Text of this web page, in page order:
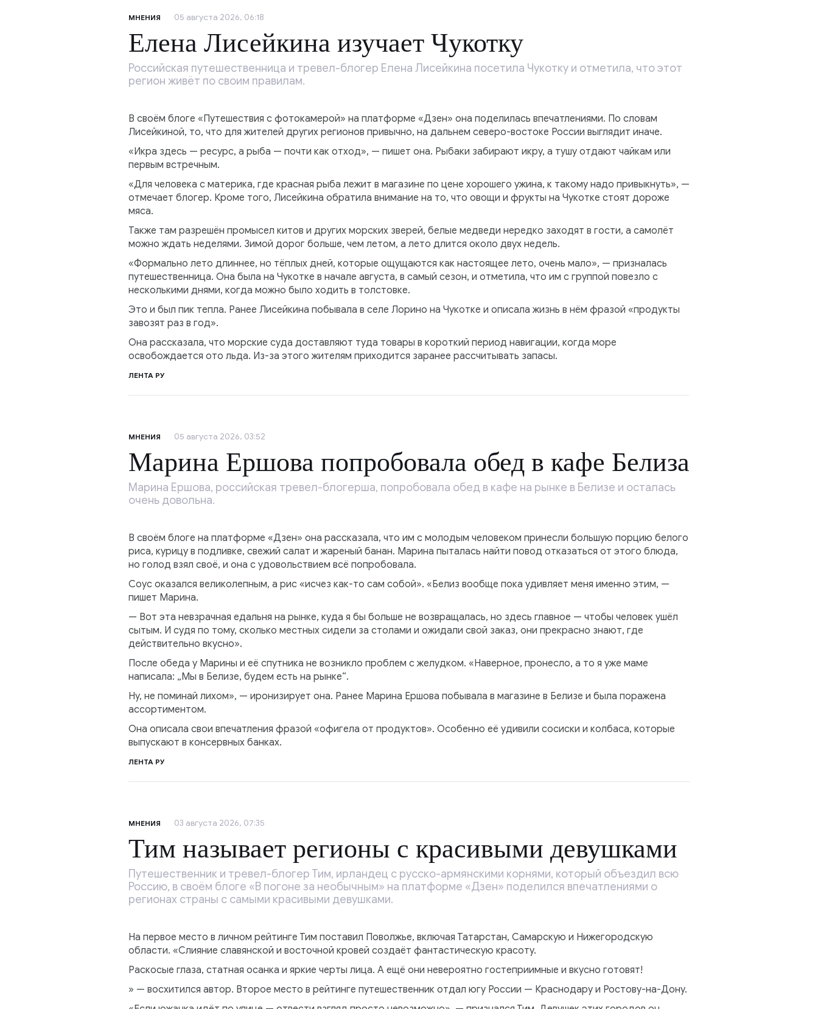
МНЕНИЯ 05 августа 2026, 06:18
Елена Лисейкина изучает Чукотку
Российская путешественница и тревел-блогер Елена Лисейкина посетила Чукотку и отметила, что этот
регион живёт по своим правилам.
В своём блоге «Путешествия с фотокамерой» на платформе «Дзен» она поделилась впечатлениями. По словам
Лисейкиной, то, что для жителей других регионов привычно, на дальнем северо-востоке России выглядит иначе.
«Икра здесь — ресурс, а рыба — почти как отход», — пишет она. Рыбаки забирают икру, а тушу отдают чайкам или
первым встречным.
«Для человека с материка, где красная рыба лежит в магазине по цене хорошего ужина, к такому надо привыкнуть», —
отмечает блогер. Кроме того, Лисейкина обратила внимание на то, что овощи и фрукты на Чукотке стоят дороже
мяса.
Также там разрешён промысел китов и других морских зверей, белые медведи нередко заходят в гости, а самолёт
можно ждать неделями. Зимой дорог больше, чем летом, а лето длится около двух недель.
«Формально лето длиннее, но тёплых дней, которые ощущаются как настоящее лето, очень мало», — призналась
путешественница. Она была на Чукотке в начале августа, в самый сезон, и отметила, что им с группой повезло с
несколькими днями, когда можно было ходить в толстовке.
Это и был пик тепла. Ранее Лисейкина побывала в селе Лорино на Чукотке и описала жизнь в нём фразой «продукты
завозят раз в год».
Она рассказала, что морские суда доставляют туда товары в короткий период навигации, когда море
освобождается ото льда. Из-за этого жителям приходится заранее рассчитывать запасы.
ЛЕНТА РУ
МНЕНИЯ 05 августа 2026, 03:52
Марина Ершова попробовала обед в кафе Белиза
Марина Ершова, российская тревел-блогерша, попробовала обед в кафе на рынке в Белизе и осталась
очень довольна.
В своём блоге на платформе «Дзен» она рассказала, что им с молодым человеком принесли большую порцию белого
риса, курицу в подливке, свежий салат и жареный банан. Марина пыталась найти повод отказаться от этого блюда,
но голод взял своё, и она с удовольствием всё попробовала.
Соус оказался великолепным, а рис «исчез как-то сам собой». «Белиз вообще пока удивляет меня именно этим, —
пишет Марина.
— Вот эта невзрачная едальня на рынке, куда я бы больше не возвращалась, но здесь главное — чтобы человек ушёл
сытым. И судя по тому, сколько местных сидели за столами и ожидали свой заказ, они прекрасно знают, где
действительно вкусно».
После обеда у Марины и её спутника не возникло проблем с желудком. «Наверное, пронесло, а то я уже маме
написала: „Мы в Белизе, будем есть на рынке“.
Ну, не поминай лихом», — иронизирует она. Ранее Марина Ершова побывала в магазине в Белизе и была поражена
ассортиментом.
Она описала свои впечатления фразой «офигела от продуктов». Особенно её удивили сосиски и колбаса, которые
выпускают в консервных банках.
ЛЕНТА РУ
МНЕНИЯ 03 августа 2026, 07:35
Тим называет регионы с красивыми девушками
Путешественник и тревел-блогер Тим, ирландец с русско-армянскими корнями, который объездил всю
Россию, в своём блоге «В погоне за необычным» на платформе «Дзен» поделился впечатлениями о
регионах страны с самыми красивыми девушками.
На первое место в личном рейтинге Тим поставил Поволжье, включая Татарстан, Самарскую и Нижегородскую
области. «Слияние славянской и восточной кровей создаёт фантастическую красоту.
Раскосые глаза, статная осанка и яркие черты лица. А ещё они невероятно гостеприимные и вкусно готовят!
» — восхитился автор. Второе место в рейтинге путешественник отдал югу России — Краснодару и Ростову-на-Дону.